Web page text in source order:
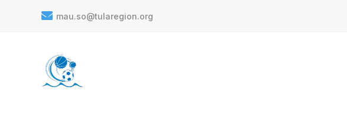
mau.so@tularegion.org